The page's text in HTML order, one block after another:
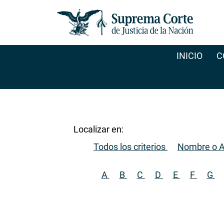
INICIO
Localizar en:
Todos los criterios
Nombre o
A B C D E F G